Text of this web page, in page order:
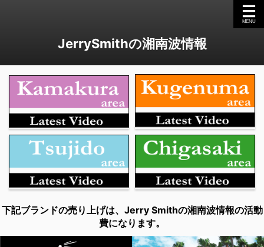
JerrySmithの湘南波情報
下記ブランドの売り上げは、Jerry Smithの湘南波情報の活動
費になります。